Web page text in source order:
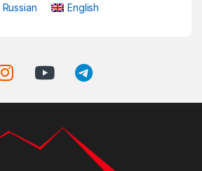
Russian English